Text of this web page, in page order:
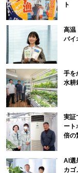
ト
高温
バイ
手を
水耕
実証
ート
倍の
AI選
カゴ